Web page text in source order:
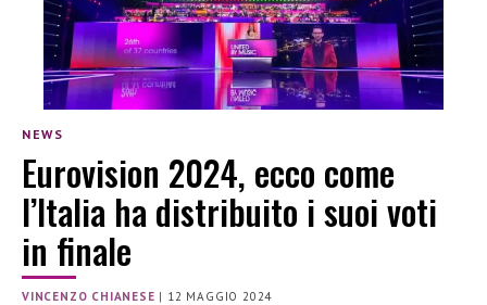
NEWS
Eurovision 2024, ecco come
l’Italia ha distribuito i suoi voti
in finale
VINCENZO CHIANESE | 12 MAGGIO 2024